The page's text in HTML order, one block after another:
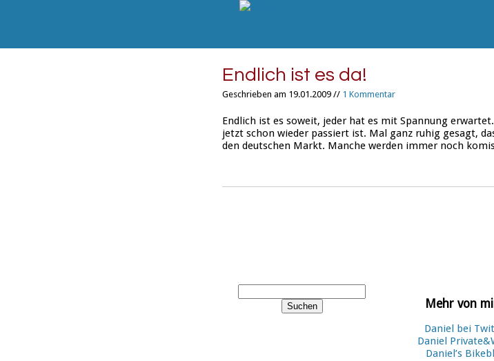
Endlich ist es da!
Geschrieben am 19.01.2009 // 1 Kommentar
Endlich ist es soweit, jeder hat es mit Spannung
jetzt schon wieder passiert ist. Mal ganz ruhig gesagt,
den deutschen Markt. Manche werden immer noch
Mehr von
Daniel bei
Daniel
Daniel’s